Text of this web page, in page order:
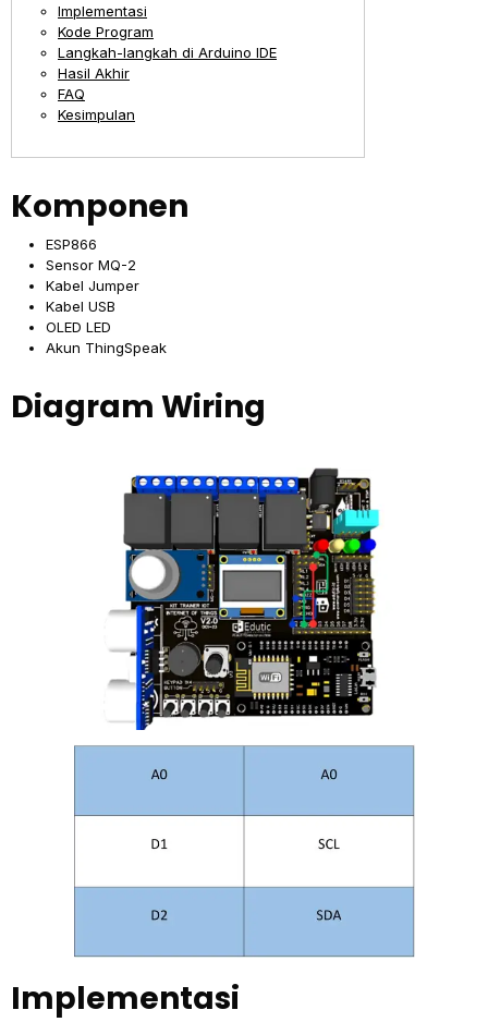
Implementasi
Kode Program
Langkah-langkah di Arduino IDE
Hasil Akhir
FAQ
Kesimpulan
Komponen
ESP866
Sensor MQ-2
Kabel Jumper
Kabel USB
OLED LED
Akun ThingSpeak
Diagram Wiring
Implementasi